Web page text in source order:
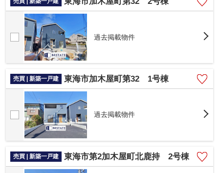
過去掲載物件
売買 | 新築一戸建 東海市加木屋町第32 1号棟
過去掲載物件
売買 | 新築一戸建 東海市第2加木屋町北鹿持 2号棟